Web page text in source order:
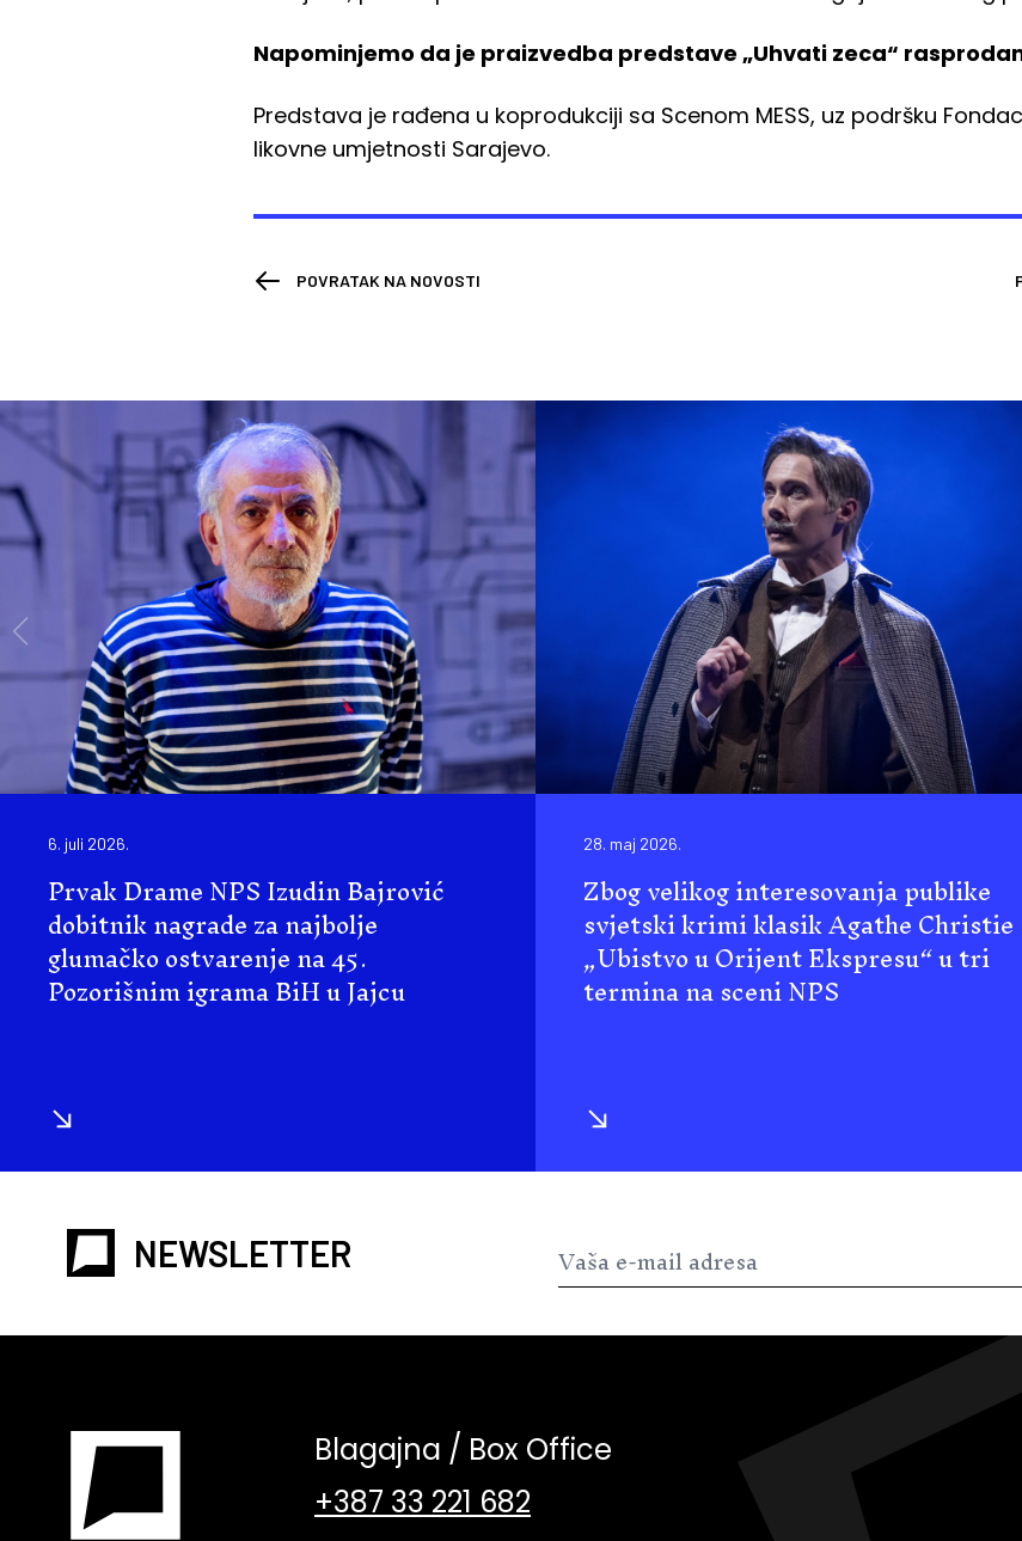
Napominjemo da je praizvedba predstave „Uhvati zeca“
Predstava je rađena u koprodukciji sa Scenom MESS, uz podršku
likovne umjetnosti Sarajevo.
POVRATAK NA NOVOSTI
6. juli 2026.
Prvak Drame NPS Izudin Bajrović
dobitnik nagrade za najbolje
glumačko ostvarenje na 45.
Pozorišnim igrama BiH u Jajcu
28. maj 2026.
Zbog velikog interesovanja publike
svjetski krimi klasik Agathe Christie
„Ubistvo u Orijent Ekspresu“ u tri
termina na sceni NPS
NEWSLETTER
Blagajna / Box Office
+387 33 221 682